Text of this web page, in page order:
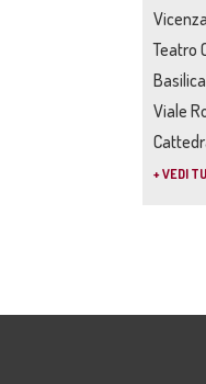
Vicenza
Teatro
Viale
+ VEDI